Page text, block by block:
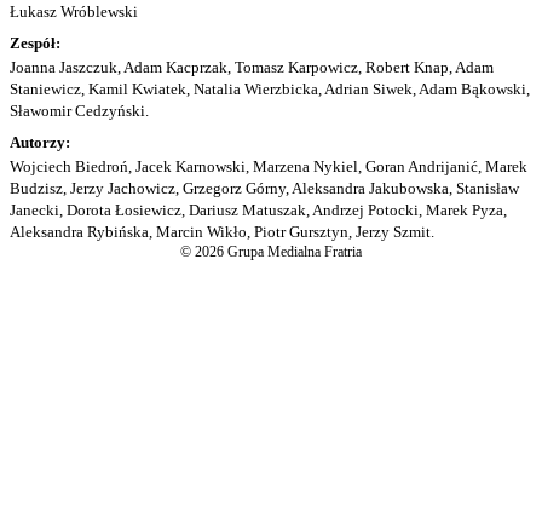
Łukasz Wróblewski
Zespół:
Joanna Jaszczuk, Adam Kacprzak, Tomasz Karpowicz, Robert Knap, Adam
Staniewicz, Kamil Kwiatek, Natalia Wierzbicka, Adrian Siwek, Adam Bąkowski,
Sławomir Cedzyński.
Autorzy:
Wojciech Biedroń, Jacek Karnowski, Marzena Nykiel, Goran Andrijanić, Marek
Budzisz, Jerzy Jachowicz, Grzegorz Górny, Aleksandra Jakubowska, Stanisław
Janecki, Dorota Łosiewicz, Dariusz Matuszak, Andrzej Potocki, Marek Pyza,
Aleksandra Rybińska, Marcin Wikło, Piotr Gursztyn, Jerzy Szmit.
© 2026 Grupa Medialna Fratria